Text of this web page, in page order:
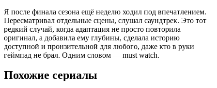
Я после финала сезона ещё неделю ходил под впечатлением.
Пересматривал отдельные сцены, слушал саундтрек. Это тот
редкий случай, когда адаптация не просто повторила
оригинал, а добавила ему глубины, сделала историю
доступной и пронзительной для любого, даже кто в руки
геймпад не брал. Одним словом — must watch.
Похожие сериалы